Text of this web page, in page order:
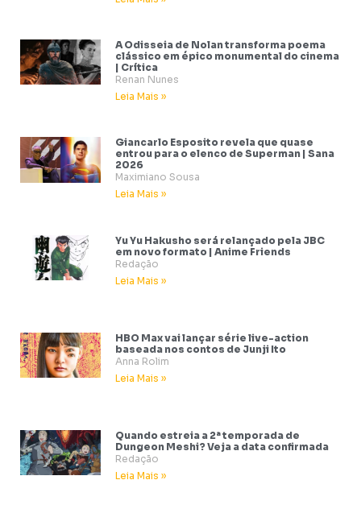
A Odisseia de Nolan transforma poema
clássico em épico monumental do cinema
| Crítica
Renan Nunes
Leia Mais »
Giancarlo Esposito revela que quase
entrou para o elenco de Superman | Sana
2026
Maximiano Sousa
Leia Mais »
Yu Yu Hakusho será relançado pela JBC
em novo formato | Anime Friends
Redação
Leia Mais »
HBO Max vai lançar série live-action
baseada nos contos de Junji Ito
Anna Rolim
Leia Mais »
Quando estreia a 2ª temporada de
Dungeon Meshi? Veja a data confirmada
Redação
Leia Mais »